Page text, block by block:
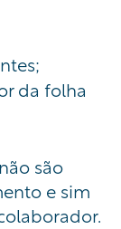
da folha
são
e sim